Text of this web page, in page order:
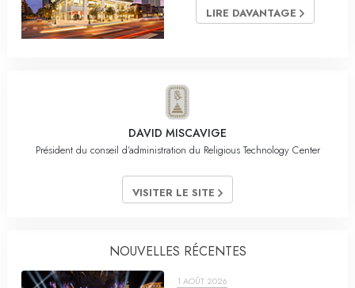
LIRE DAVANTAGE
DAVID MISCAVIGE
Président du conseil d’administration du Religious Technology Center
VISITER LE SITE
NOUVELLES RÉCENTES
1 AOÛT 2026